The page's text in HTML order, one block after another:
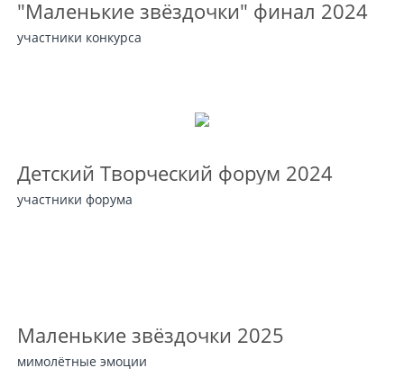
"Маленькие звёздочки" финал 2024
участники конкурса
Детский Творческий форум 2024
участники форума
Маленькие звёздочки 2025
мимолётные эмоции